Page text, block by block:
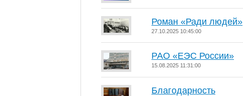
Роман «Ради людей»
27.10.2025 10:45:00
РАО «ЕЭС России»
15.08.2025 11:31:00
Благодарность